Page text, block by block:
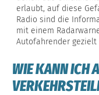
erlaubt, auf diese
Radio sind die
mit einem
Autofahrender gezielt
WIE KANN ICH